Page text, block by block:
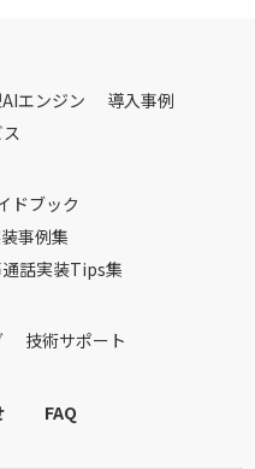
エンジン
導入事例
ドブック
事例集
話実装Tips集
技術サポート
FAQ